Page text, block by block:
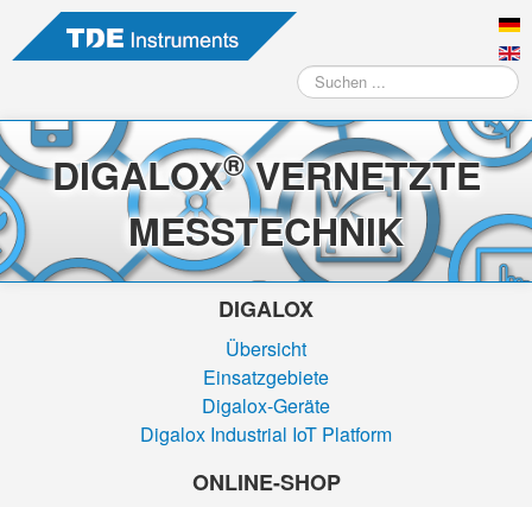
Suchen
...
DIGALOX®VERNETZTE
MESSTECHNIK
DIGALOX
Übersicht
Einsatzgebiete
Digalox-Geräte
Digalox Industrial IoT Platform
ONLINE-SHOP